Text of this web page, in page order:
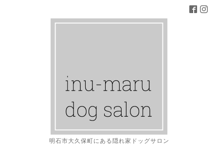
明石市大久保町にある隠れ家ドッグサロン